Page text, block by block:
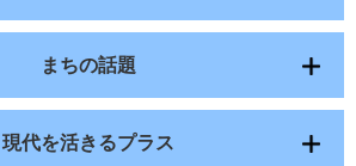
まちの話題
現代を活きるプラス